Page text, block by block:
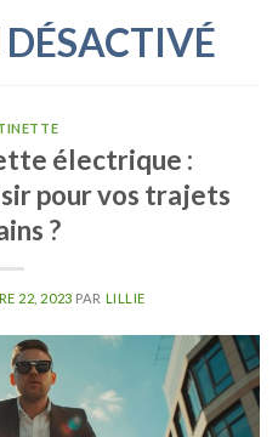
électrique :
pour vos trajets
?
22, 2023 PAR LILLIE